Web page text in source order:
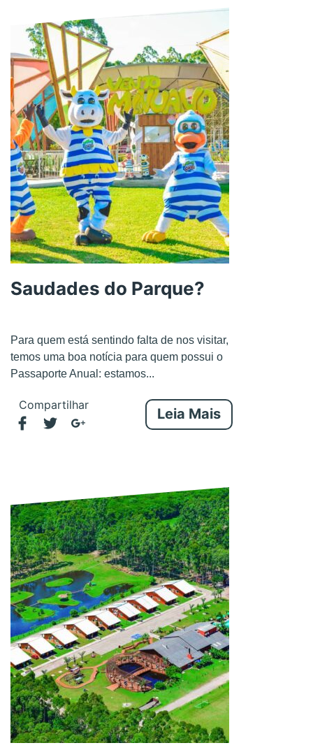
Saudades do Parque?
Para quem está sentindo falta de nos visitar,
temos uma boa notícia para quem possui o
Passaporte Anual: estamos...
Compartilhar
Leia Mais